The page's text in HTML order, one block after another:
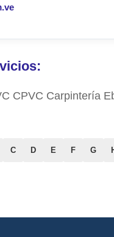
CPVC Carpintería
C D E F G